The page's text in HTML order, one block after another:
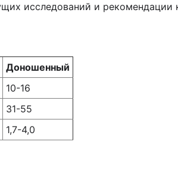
исследований и рекомендации
Доношенный
10-16
31-55
1,7-4,0